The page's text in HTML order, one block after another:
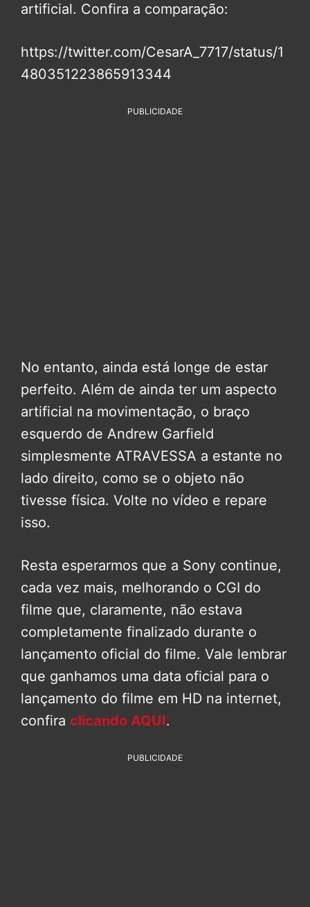
artificial. Confira a comparação:
https://twitter.com/CesarA_7717/status/1
480351223865913344
PUBLICIDADE
No entanto, ainda está longe de estar
perfeito. Além de ainda ter um aspecto
artificial na movimentação, o braço
esquerdo de Andrew Garfield
simplesmente ATRAVESSA a estante no
lado direito, como se o objeto não
tivesse física. Volte no vídeo e repare
isso.
Resta esperarmos que a Sony continue,
cada vez mais, melhorando o CGI do
filme que, claramente, não estava
completamente finalizado durante o
lançamento oficial do filme. Vale lembrar
que ganhamos uma data oficial para o
lançamento do filme em HD na internet,
confira clicando AQUI.
PUBLICIDADE